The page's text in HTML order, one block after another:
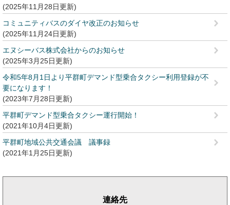
2025年11月28日更新
コミュニティバスのダイヤ改正のお知らせ
2025年11月24日更新
エヌシーバス株式会社からのお知らせ
2025年3月25日更新
令和5年8月1日より平群町デマンド型乗合タクシー利用登録が不
要になります！
2023年7月28日更新
平群町デマンド型乗合タクシー運行開始！
2021年10月4日更新
平群町地域公共交通会議 議事録
2021年1月25日更新
連絡先